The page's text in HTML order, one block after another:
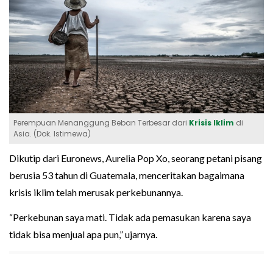
Perempuan Menanggung Beban Terbesar dari Krisis Iklim di
Asia. (Dok. Istimewa)
Dikutip dari Euronews, Aurelia Pop Xo, seorang petani pisang
berusia 53 tahun di Guatemala, menceritakan bagaimana
krisis iklim telah merusak perkebunannya.
“Perkebunan saya mati. Tidak ada pemasukan karena saya
tidak bisa menjual apa pun,” ujarnya.